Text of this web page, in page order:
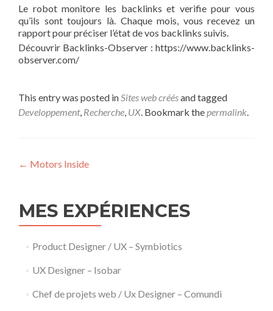
Le robot monitore les backlinks et verifie pour vous
qu’ils sont toujours là. Chaque mois, vous recevez un
rapport pour préciser l’état de vos backlinks suivis.
Découvrir Backlinks-Observer : https://www.backlinks-
observer.com/
This entry was posted inSites web créésand tagged
Developpement, Recherche, UX. Bookmark thepermalink.
Post
← Motors Inside
MES EXPÉRIENCES
Product Designer / UX – Symbiotics
UX Designer – Isobar
Chef de projets web / Ux Designer – Comundi